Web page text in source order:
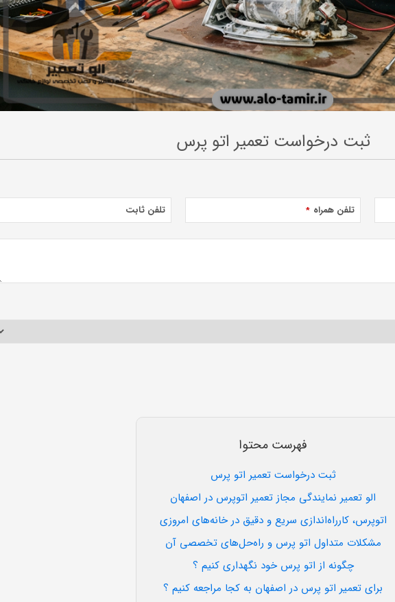
ثبت درخواست تعمیر اتو پرس
تلفن همراه * تلفن ثابت
فهرست محتوا
ثبت درخواست تعمیر اتو پرس
الو تعمیر نمایندگی مجاز تعمیر اتوپرس در اصفهان
اتوپرس، کارراه‌اندازی سریع و دقیق در خانه‌های امروزی
مشکلات متداول اتو پرس و راه‌حل‌های تخصصی آن
چگونه از اتو پرس خود نگهداری کنیم ؟
برای تعمیر اتو پرس در اصفهان به کجا مراجعه کنیم ؟